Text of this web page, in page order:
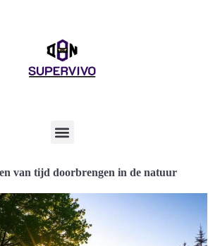
van tijd doorbrengen in de natuur